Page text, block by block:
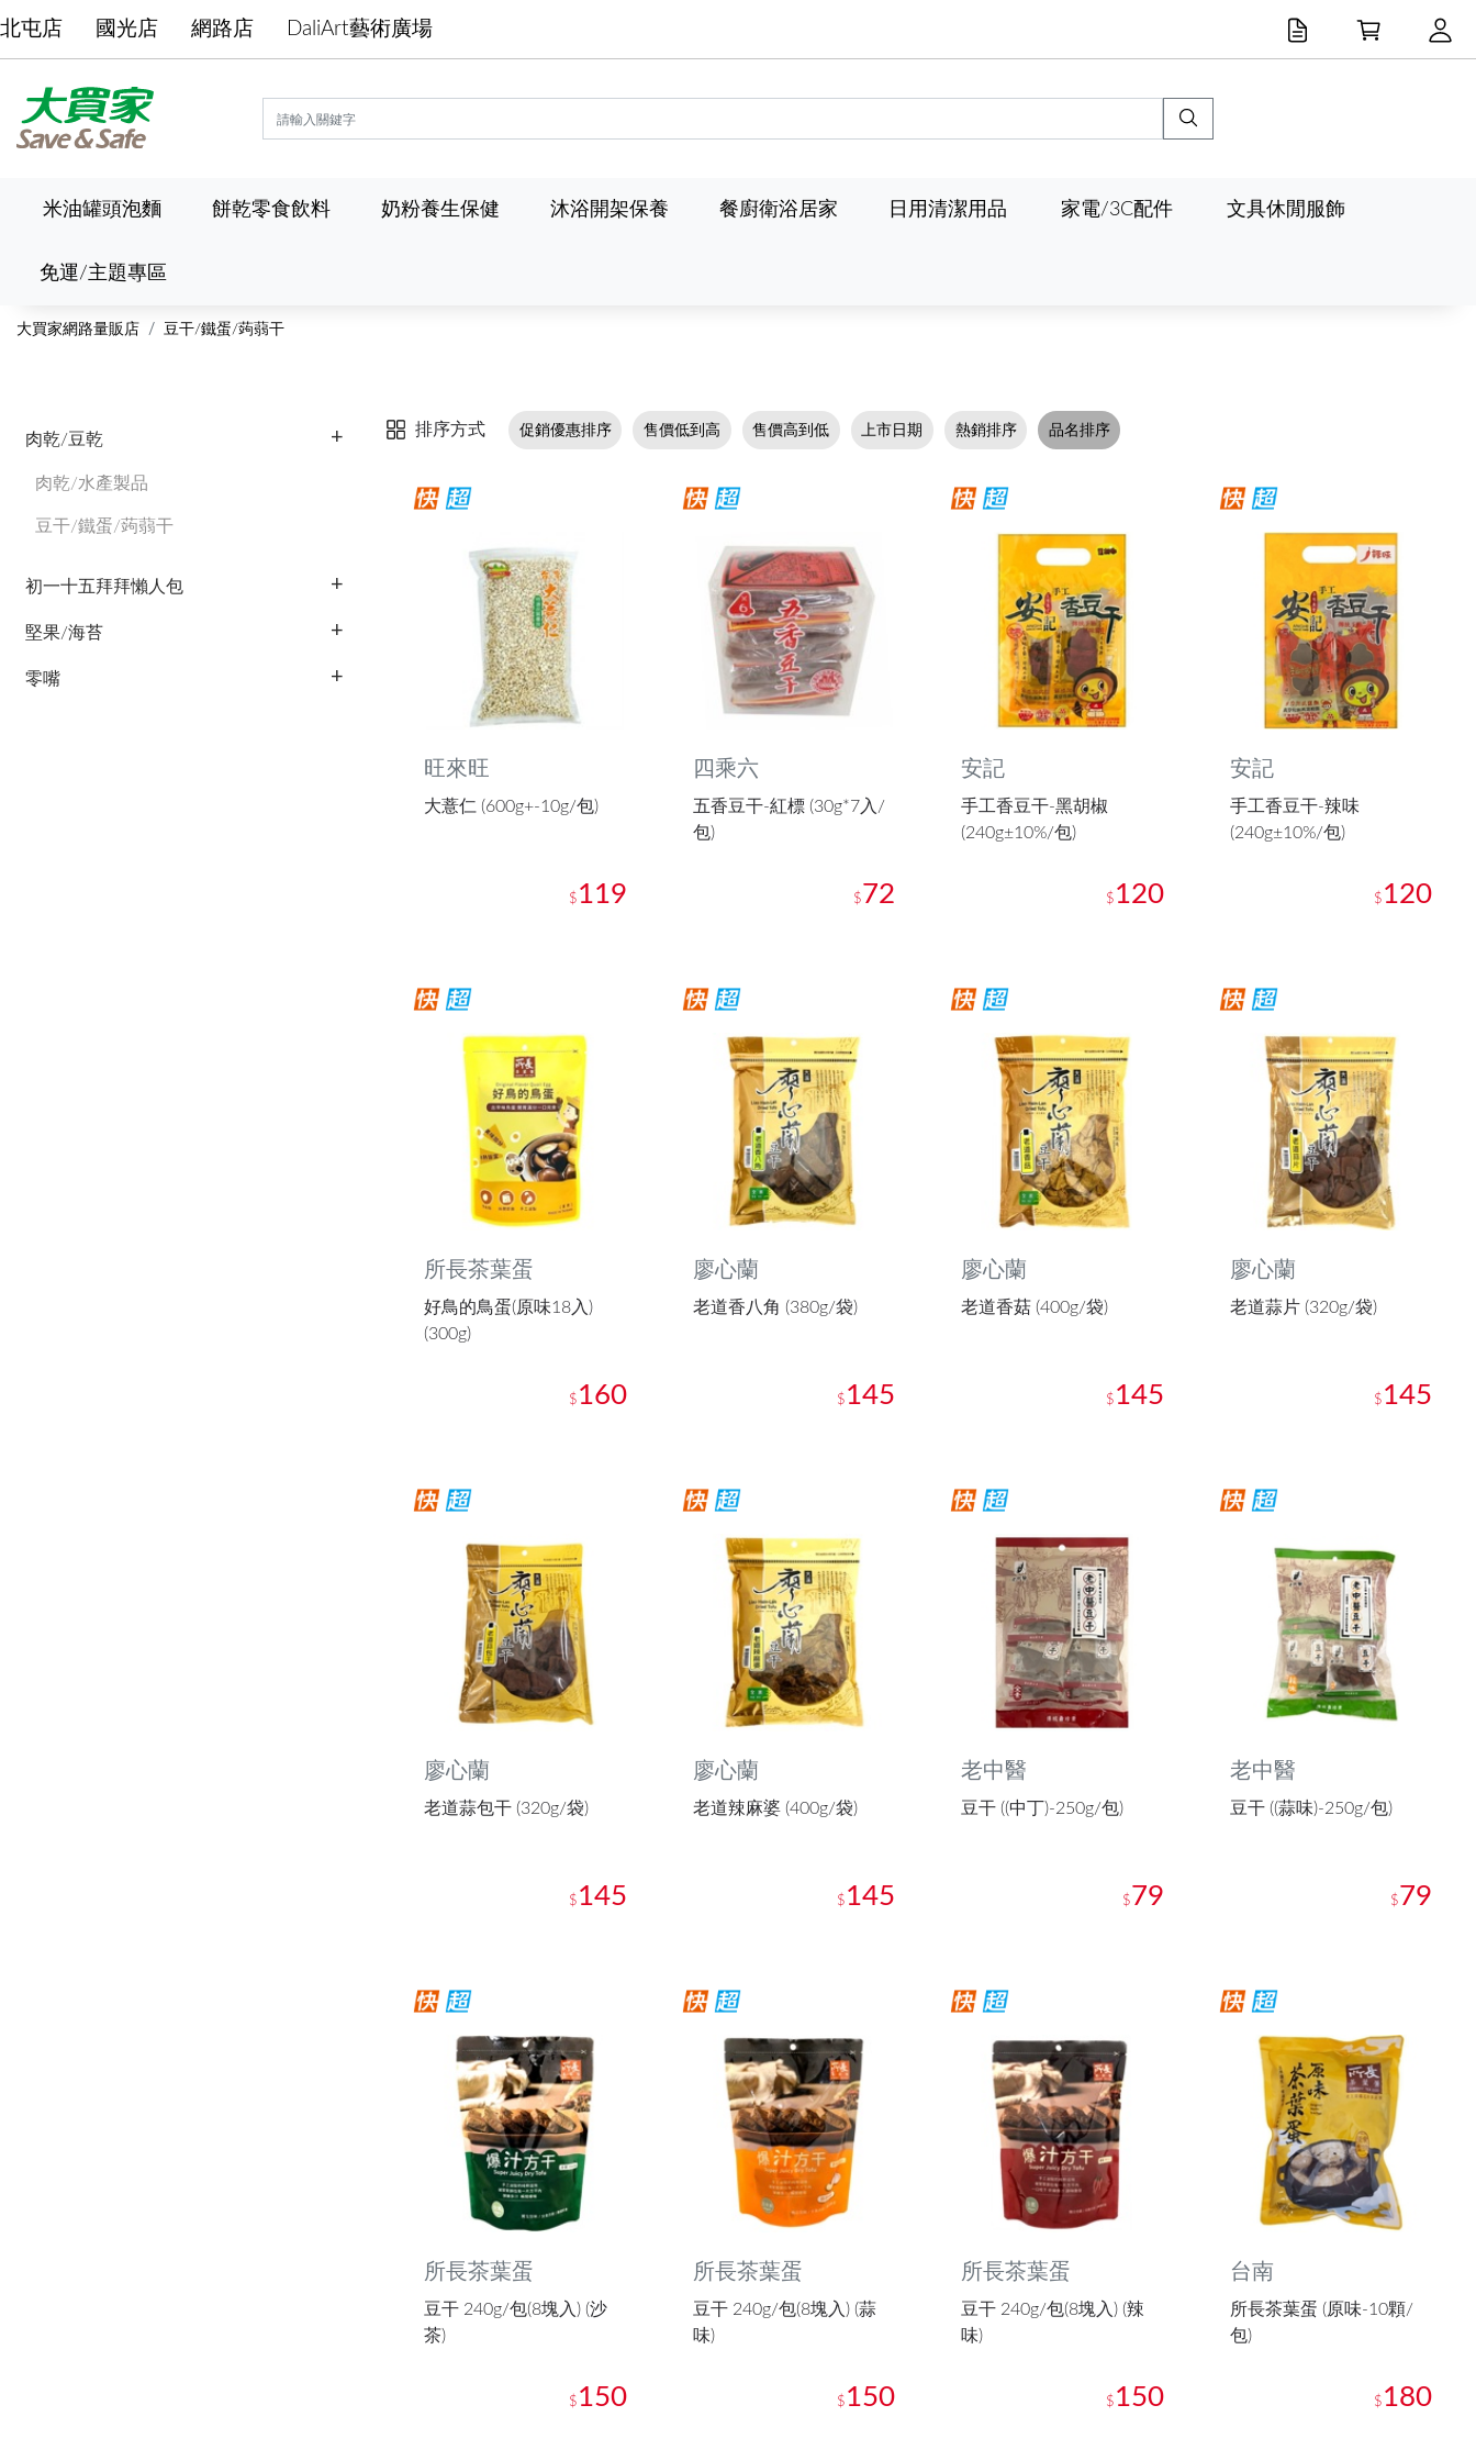
北屯店 國光店 網路店 DaliArt藝術廣場
米油罐頭泡麵 餅乾零食飲料 奶粉養生保健 沐浴開架保養 餐廚衛浴居家 日用清潔用品 家電/3C配件 文具休閒服飾
免運/主題專區
大買家網路量販店 豆干/鐵蛋/蒟蒻干
肉乾/豆乾
肉乾/水產製品
豆干/鐵蛋/蒟蒻干
初一十五拜拜懶人包
堅果/海苔
零嘴
排序方式 促銷優惠排序 售價低到高 售價高到低 上市日期 熱銷排序 品名排序
旺來旺
大薏仁 (600g+-10g/包)
$ 119
四乘六
五香豆干-紅標 (30g*7入/
包)
$72
安記
手工香豆干-黑胡椒
(240g±10%/包)
$ 120
安記
手工香豆干-辣味
(240g±10%/包)
$ 120
所長茶葉蛋
好鳥的鳥蛋(原味18入)
(300g)
$ 160
廖心蘭
老道香八角 (380g/袋)
$ 145
廖心蘭
老道香菇 (400g/袋)
$ 145
廖心蘭
老道蒜片 (320g/袋)
$ 145
廖心蘭
老道蒜包干 (320g/袋)
$ 145
廖心蘭
老道辣麻婆 (400g/袋)
$ 145
老中醫
豆干 ((中丁)-250g/包)
$79
老中醫
豆干 ((蒜味)-250g/包)
$79
所長茶葉蛋
豆干 240g/包(8塊入) (沙
茶)
$ 150
所長茶葉蛋
豆干 240g/包(8塊入) (蒜
味)
$ 150
所長茶葉蛋
豆干 240g/包(8塊入) (辣
味)
$ 150
台南
所長茶葉蛋 (原味-10顆/
包)
$ 180